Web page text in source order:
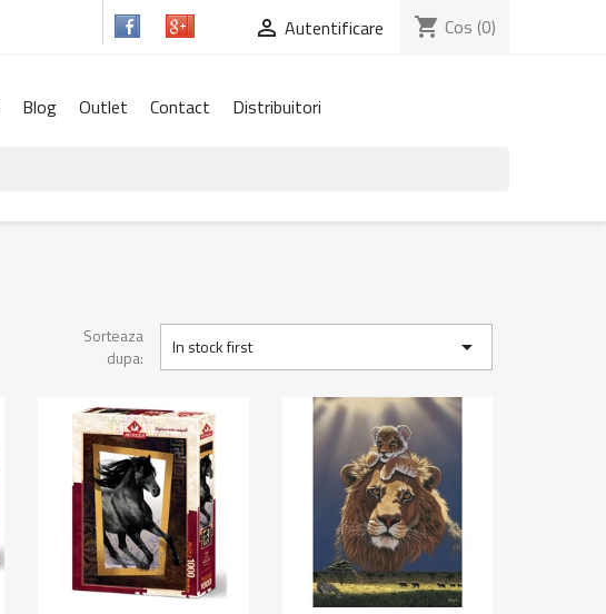
 Autentificare shopping_cart Cos (0)
Blog Outlet Contact Distribuitori
Sorteaza
dupa:
In stock first 